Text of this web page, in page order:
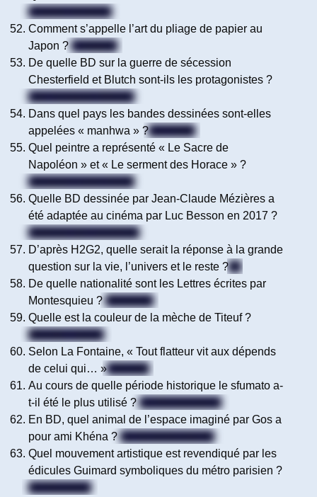
Charles Dickens
Comment s’appelle l’art du pliage de papier au
Japon ? L’origami
De quelle BD sur la guerre de sécession
Chesterfield et Blutch sont-ils les protagonistes ?
Les Tuniques Bleues
Dans quel pays les bandes dessinées sont-elles
appelées « manhwa » ?La Corée
Quel peintre a représenté « Le Sacre de
Napoléon » et « Le serment des Horace » ?
Jacques-Louis David
Quelle BD dessinée par Jean-Claude Mézières a
été adaptée au cinéma par Luc Besson en 2017 ?
Valérian (et Laureline)
D’après H2G2, quelle serait la réponse à la grande
question sur la vie, l’univers et le reste ?42
De quelle nationalité sont les Lettres écrites par
Montesquieu ? Persanes
Quelle est la couleur de la mèche de Titeuf ?
Blonde / Jaune
Selon La Fontaine, « Tout flatteur vit aux dépends
de celui qui… »L’écoute
Au cours de quelle période historique le sfumato a-
t-il été le plus utilisé ? La Renaissance
En BD, quel animal de l’espace imaginé par Gos a
pour ami Khéna ? Le Scrameustache
Quel mouvement artistique est revendiqué par les
édicules Guimard symboliques du métro parisien ?
Art Nouveau